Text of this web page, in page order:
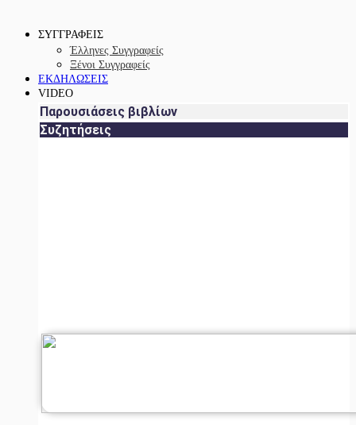
ΣΥΓΓΡΑΦΕΙΣ
Έλληνες Συγγραφείς
Ξένοι Συγγραφείς
ΕΚΔΗΛΩΣΕΙΣ
VIDEO
Παρουσιάσεις βιβλίων
Συζητήσεις